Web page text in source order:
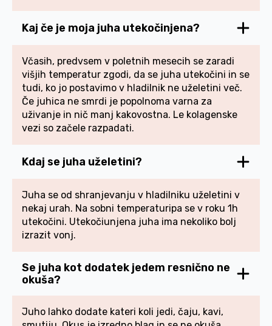
Kaj če je moja juha utekočinjena?
Včasih, predvsem v poletnih mesecih se zaradi
višjih temperatur zgodi, da se juha utekočini in se
tudi, ko jo postavimo v hladilnik ne uželetini več.
Če juhica ne smrdi je popolnoma varna za
uživanje in nič manj kakovostna. Le kolagenske
vezi so začele razpadati.
Kdaj se juha uželetini?
Juha se od shranjevanju v hladilniku uželetini v
nekaj urah. Na sobni temperaturipa se v roku 1h
utekočini. Utekočiunjena juha ima nekoliko bolj
izrazit vonj.
Se juha kot dodatek jedem resnično ne
okuša?
Juho lahko dodate kateri koli jedi, čaju, kavi,